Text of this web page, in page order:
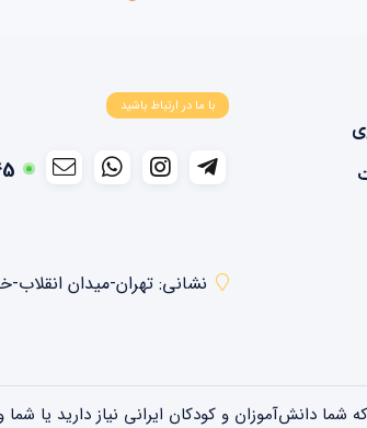
با ما در ارتباط باشید
نشانی: تهران-میدان انقلاب-
دانش‌آموزان و کودکان ایرانی نیاز دارید یا